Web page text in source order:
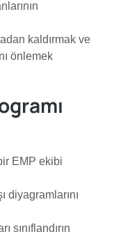
kaldırmak ve
önlemek
EMP ekibi
diyagramlarını
sınıflandırın